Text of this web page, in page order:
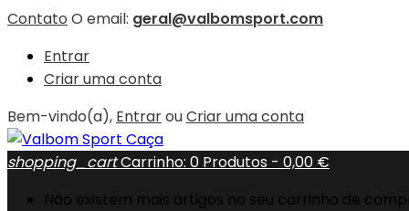
Contato O email: geral@valbomsport.com
Entrar
Criar uma conta
Bem-vindo(a), EntrarouCriar uma conta
shopping_cartCarrinho: 0 Produtos - 0,00 €
Não existem mais artigos no seu carrinho de